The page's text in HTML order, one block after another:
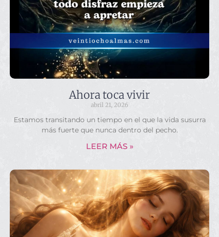
Ahora toca vivir
abril 21, 2026
Estamos transitando un tiempo en el que la vida susurra
más fuerte que nunca dentro del pecho.
LEER MÁS »